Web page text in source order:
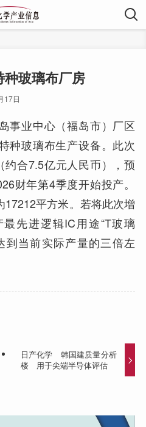
玻璃布厂房
17日
业中心（福岛市）厂区
种玻璃布生产设备。此次
合7.5亿元人民币），预
财年第4季度开始投产。
平方米。若将此次增
先进逻辑IC用途“T玻璃
到当前实际产量的三倍左
日产化学 韩国建质量分析
楼 用于尖端半导体评估